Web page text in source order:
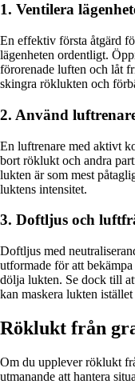
1. Ventilera
En effektiv första åtgärd
lägenheten ordentligt.
förorenade luften och låt
skingra röklukten och
2. Använd
En luftrenare med aktivt
bort röklukt och andra
lukten är som mest
luktens intensitet.
3. Doftljus och
Doftljus med
utformade för att
dölja lukten. Se dock till
kan maskera lukten
Röklukt från
Om du upplever röklukt
utmanande att hantera